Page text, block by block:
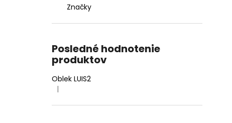
Značky
Posledné hodnotenie
produktov
Oblek LUIS2
Hodnotenie produktu je 4 z 5 hviezdičiek.
|